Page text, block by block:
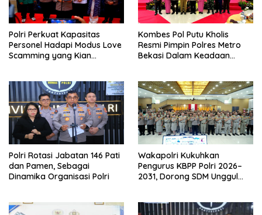
Polri Perkuat Kapasitas
Personel Hadapi Modus Love
Scamming yang Kian
Kombes Pol Putu Kholis
Resmi Pimpin Polres Metro
Bekasi Dalam Keadaan
Polri Rotasi Jabatan 146 Pati
dan Pamen, Sebagai
Dinamika Organisasi Polri
Wakapolri Kukuhkan
Pengurus KBPP Polri 2026–
2031, Dorong SDM Unggul